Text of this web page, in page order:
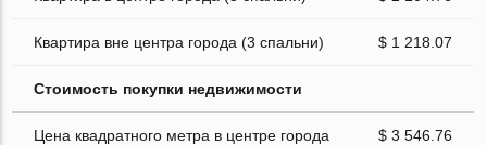
Квартира вне центра города (3 спальни) $ 1 218.07
Стоимость покупки недвижимости
Цена квадратного метра в центре города $ 3 546.76